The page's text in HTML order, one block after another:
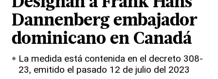
Dannenberg embajador
dominicano en Canadá
La medida está contenida en el decreto 308-
23, emitido el pasado 12 de julio del 2023